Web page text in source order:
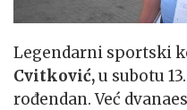
Legendarni sportski
Cvitković,u subotu
rođendan. Već